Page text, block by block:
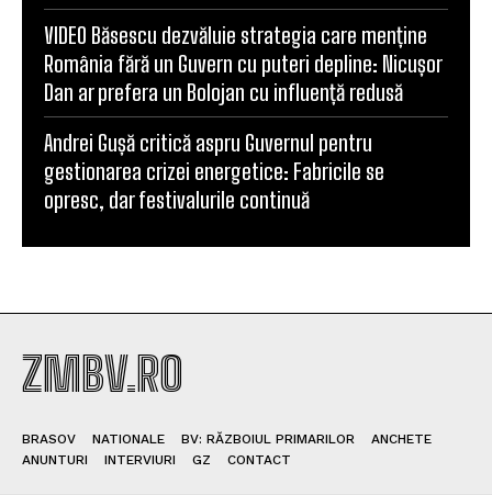
VIDEO Băsescu dezvăluie strategia care menține
România fără un Guvern cu puteri depline: Nicușor
Dan ar prefera un Bolojan cu influență redusă
Andrei Gușă critică aspru Guvernul pentru
gestionarea crizei energetice: Fabricile se
opresc, dar festivalurile continuă
ZMBV.RO
BRASOV NATIONALE BV: RĂZBOIUL PRIMARILOR
ANCHETE
ANUNTURI
INTERVIURI GZ CONTACT